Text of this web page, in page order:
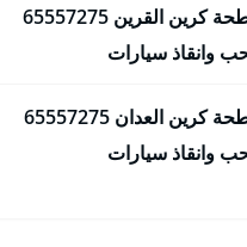
ونش سطحة كرين القرين 65557275
وانقاذ سيارات
ونش سطحة كرين العدان 65557275
وانقاذ سيارات